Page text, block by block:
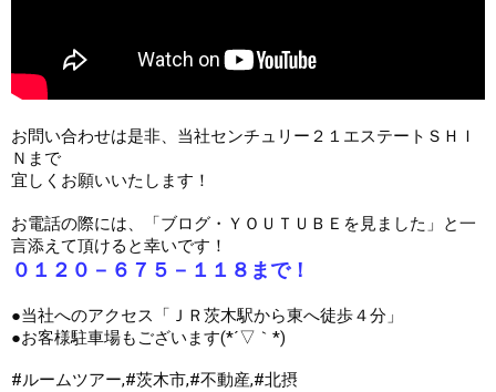
お問い合わせは是非、当社センチュリー２１エステートＳＨＩ
Ｎまで
宜しくお願いいたします！
お電話の際には、「ブログ・ＹＯＵＴＵＢＥを見ました」と一
０１２０－６７５－１１８まで！
●当社へのアクセス「ＪＲ茨木駅から東へ徒歩４分」
●お客様駐車場もございます(*´▽｀*)
#ルームツアー,#茨木市,#不動産,#北摂